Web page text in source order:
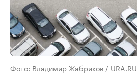
Фото: Владимир Жабриков / URA.RU